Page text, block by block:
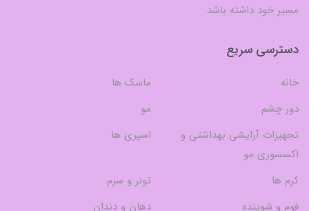
مسیر خود داشته باشد.
دسترسی سریع
خانه
ماسک ها
دور چشم
مو
تجهیزات آرایشی بهداشتی و
اکسسوری مو
اسپری ها
کرم ها
تونر و سرم
فوم و شوینده
دهان و دندان